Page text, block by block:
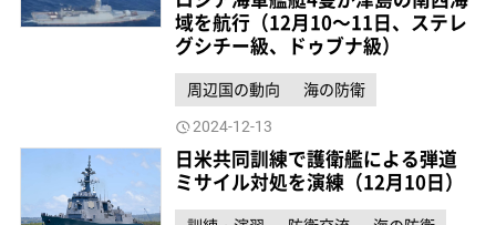
域を航行（12月10～11日、ステレ
グシチー級、ドゥブナ級）
周辺国の動向 海の防衛
2024-12-13
日米共同訓練で護衛艦による弾道
ミサイル対処を演練（12月10日）